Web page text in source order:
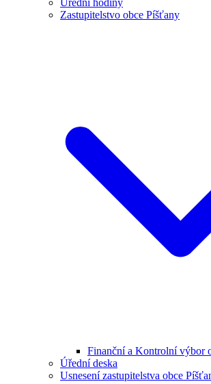
Zastupitelstvo obce Píšťany
Finanční a Kontrolní výbor
Úřední deska
Usnesení zastupitelstva obce